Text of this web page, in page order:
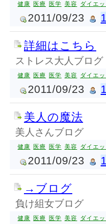
健康 医療 医学 美容 ダイエッ
2011/09/23
詳細はこちら
ストレス大人ブログ
健康 医療 医学 美容 ダイエッ
2011/09/23
美人の魔法
美人さんブログ
健康 医療 医学 美容 ダイエッ
2011/09/23
→ブログ
負け組女ブログ
健康 医療 医学 美容 ダイエッ